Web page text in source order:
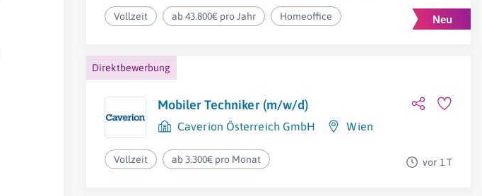
Vollzeit ab 43.800€ pro Jahr Homeoffice
Direktbewerbung
Mobiler Techniker (m/w/d)
Caverion Österreich GmbH Wien
Vollzeit ab 3.300€ pro Monat vor 1 T